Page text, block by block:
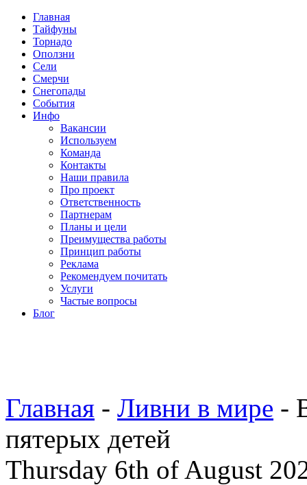
Главная
Тайфуны
Торнадо
Оползни
Сели
Смерчи
Снегопады
События
Инфо
Вакансии
Используем
Команда
Контакты
Наши правила
Про проект
Ответственность
Партнерам
Планы и цели
Преимущества работы
Принцип работы
Реклама
Рекомендуем почитать
Услуги
Частые вопросы
Блог
Главная - Ливни в мире -
пятерых детей
Thursday 6th of August